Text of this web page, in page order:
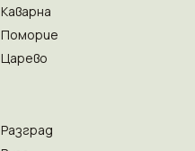
Каварна
Поморие
Царево
Разград